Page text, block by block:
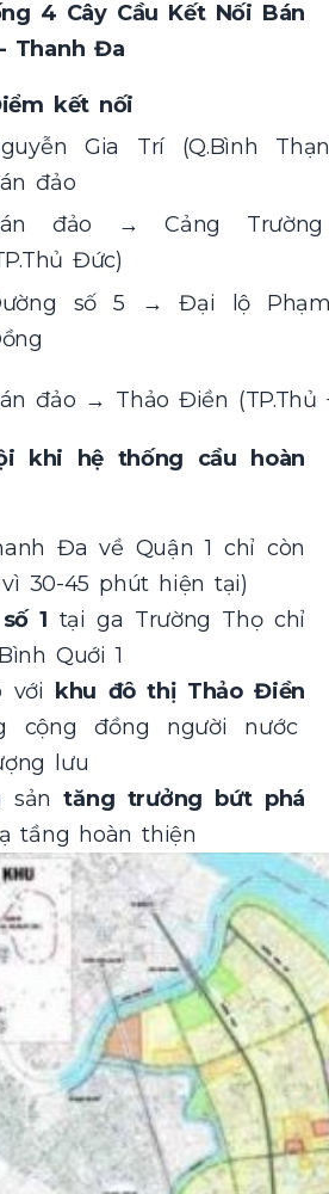
4 Cây Cầu Kết Nối Bán
Thanh Đa
kết nối
Gia Trí (Q.Bình
đảo
đảo → Cảng
Đức)
số 5 → Đại lộ
đảo → Thảo Điền (TP.Thủ
khi hệ thống cầu hoàn
Đa về Quận 1 chỉ còn
30-45 phút hiện tại)
1 tại ga Trường Thọ chỉ
Quới 1
với
khu đô thị Thảo Điền
cộng đồng người nước
lưu
sảntăng trưởng bứt phá
tầng hoàn thiện